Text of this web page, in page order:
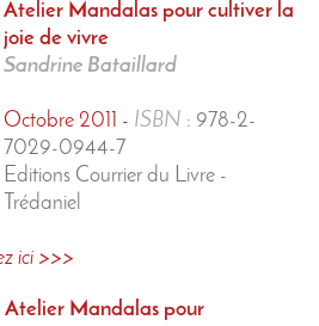
Atelier Mandalas pour cultiver la
joie de vivre
Sandrine Bataillard
Octobre 2011 - ISBN : 978-2-
7029-0944-7
Editions Courrier du Livre -
Trédaniel
ici >>>
Atelier Mandalas pour